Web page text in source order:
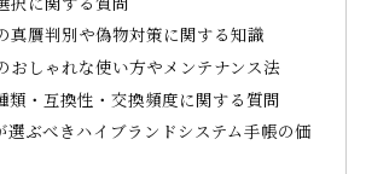
真贋判別や偽物対策に関する知識
おしゃれな使い方やメンテナンス法
類・互換性・交換頻度に関する質問
選ぶべきハイブランドシステム手帳の価